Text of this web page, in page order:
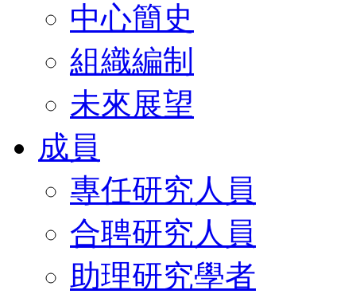
中心簡史
組織編制
未來展望
成員
專任研究人員
合聘研究人員
助理研究學者